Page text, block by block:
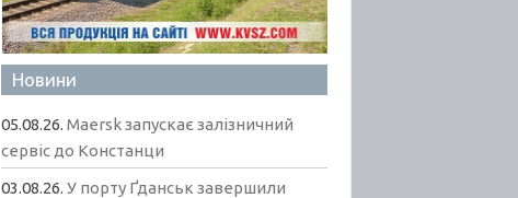
Новини
05.08.26.Maersk запускає залізничний
сервіс до Констанци
03.08.26.У порту Ґданськ завершили